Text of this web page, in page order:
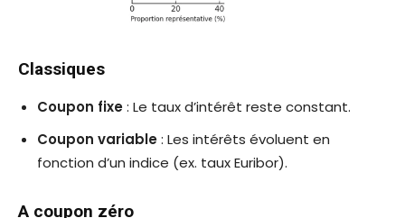
Classiques
Coupon fixe: Le taux d’intérêt reste constant.
Coupon variable: Les intérêts évoluent en
fonction d’un indice (ex. taux Euribor).
A coupon zéro